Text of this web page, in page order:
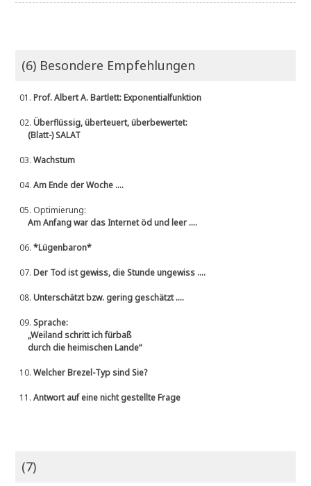
(6) Besondere Empfehlungen
01.Prof. Albert A. Bartlett: Exponentialfunktion
02.Überflüssig, überteuert, überbewertet:
(Blatt-) SALAT
03.Wachstum
04.Am Ende der Woche ....
05. Optimierung:
Am Anfang war das Internet öd und leer ....
06.*Lügenbaron*
07.Der Tod ist gewiss, die Stunde ungewiss ....
08.Unterschätzt bzw. gering geschätzt ....
09.Sprache:
„Weiland schritt ich fürbaß
durch die heimischen Lande“
10.Welcher Brezel-Typ sind Sie?
11.Antwort auf eine nicht gestellte Frage
(7)